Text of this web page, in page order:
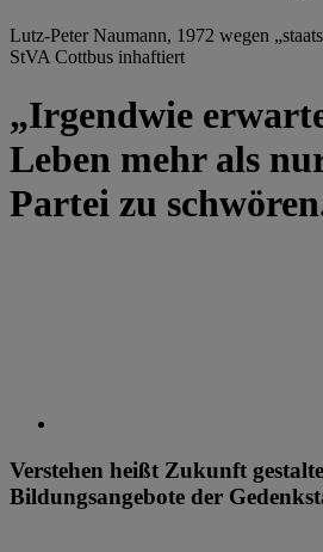
Lutz-Peter Naumann, 1972 wegen
StVA Cottbus inhaftiert
„Irgendwie
Leben mehr als
Partei zu
Verstehen heißt Zukunft
Bildungsangebote der